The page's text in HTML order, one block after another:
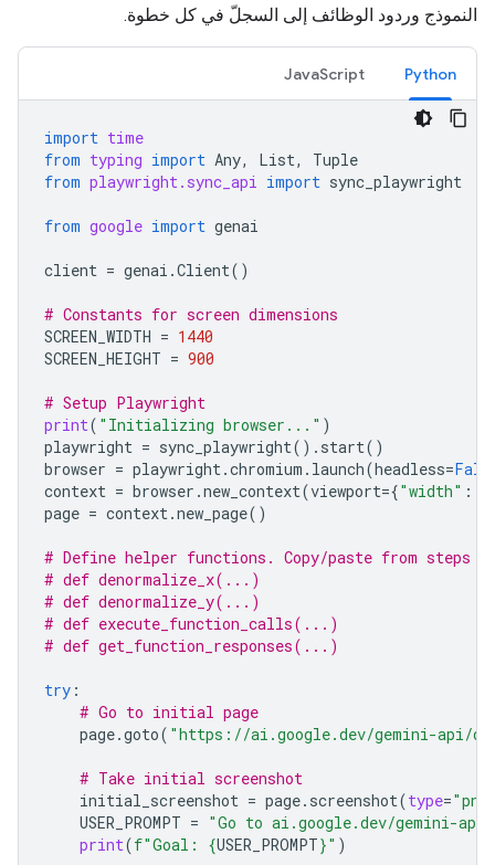
النموذج وردود الوظائف إلى السجلّ في كل خطوة.
Python
JavaScript
import time
from typing import Any, List,
Tuple
from playwright.sync_api import sync_playwright
from google import genai
client = genai .Client()
# Constants for screen dimensions
SCREEN_WIDTH = 1440
SCREEN_HEIGHT = 900
# Setup Playwright
print( "Initializing browser..." )
playwright = sync_playwright() . start()
browser = playwright.chromium . launch(headless=
context = browser .new_context(viewport={"width" :
page = context.new_page()
# Define helper functions. Copy/paste from steps 3
# def denormalize_x(...)
# def denormalize_y(...)
# def execute_function_calls(...)
# def get_function_responses(...)
try :
# Go to initial page
page.goto( "https://ai.google.dev/gemini-api/
# Take initial screenshot
initial_screenshot = page. screenshot(type=
USER_PROMPT = "Go to ai.google.dev/gemini-
print(f"Goal: {USER_PROMPT}" )